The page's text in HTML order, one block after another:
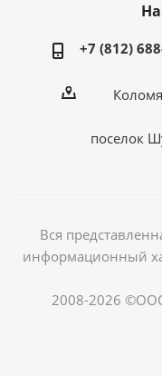
+7 (812)
поселок
Вся
информационный
2008-2026